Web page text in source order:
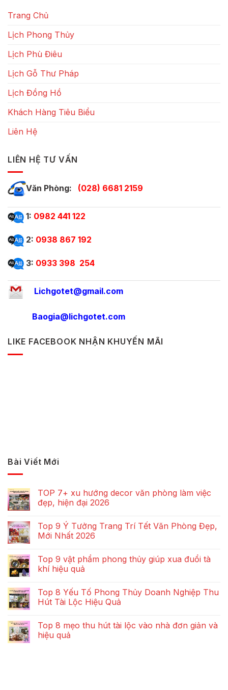
Trang Chủ
Lịch Phong Thủy
Lịch Phù Điêu
Lịch Gỗ Thư Pháp
Lịch Đồng Hồ
Khách Hàng Tiêu Biểu
Liên Hệ
LIÊN HỆ TƯ VẤN
Văn Phòng: (028) 6681 2159
1: 0982 441 122
2: 0938 867 192
3: 0933 398 254
Lichgotet@gmail.com
Baogia@lichgotet.com
LIKE FACEBOOK NHẬN KHUYẾN MÃI
Bài Viết Mới
TOP 7+ xu hướng decor văn phòng làm việc
đẹp, hiện đại 2026
Top 9 Ý Tưởng Trang Trí Tết Văn Phòng Đẹp,
Mới Nhất 2026
Top 9 vật phẩm phong thủy giúp xua đuổi tà
khí hiệu quả
Top 8 Yếu Tố Phong Thủy Doanh Nghiệp Thu
Hút Tài Lộc Hiệu Quả
Top 8 mẹo thu hút tài lộc vào nhà đơn giản và
hiệu quả